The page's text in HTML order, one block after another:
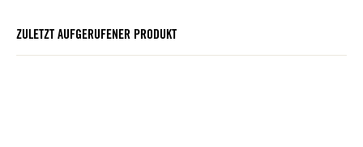
ZULETZT AUFGERUFENER PRODUKT